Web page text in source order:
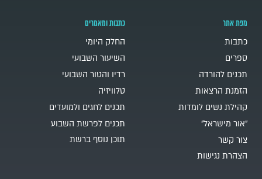
מפת אתר
כתבות
ספרים
תכנים להורדה
הזמנת הרצאות
קהילת נשים לומדות
"אור מישראל"
צור קשר
הצהרת נגישות
כתבות ומאמרים
החלק היומי
השיעור השבועי
רדיו והטור השבועי
טלוויזיה
תכנים לחגים ולמועדים
תכנים לפרשת השבוע
תוכן נוסף ברשת